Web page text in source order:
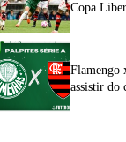
Copa
Flamengo
assistir do